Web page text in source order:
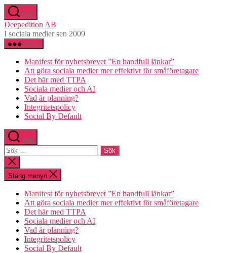
Hoppa
till
innehåll
Sök
Deepedition AB
I sociala medier sen 2009
Meny
Manifest för nyhetsbrevet ”En handfull länkar”
Att göra sociala medier mer effektivt för småföretagare
Det här med TTPA
Sociala medier och AI
Vad är planning?
Integritetspolicy
Social By Default
Sök
Sök
efter:
Stäng
sökningen
Stäng menyn
Manifest för nyhetsbrevet ”En handfull länkar”
Att göra sociala medier mer effektivt för småföretagare
Det här med TTPA
Sociala medier och AI
Vad är planning?
Integritetspolicy
Social By Default